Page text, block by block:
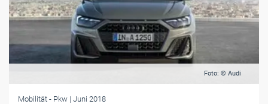
Foto: © Audi
Mobilität - Pkw | Juni 2018